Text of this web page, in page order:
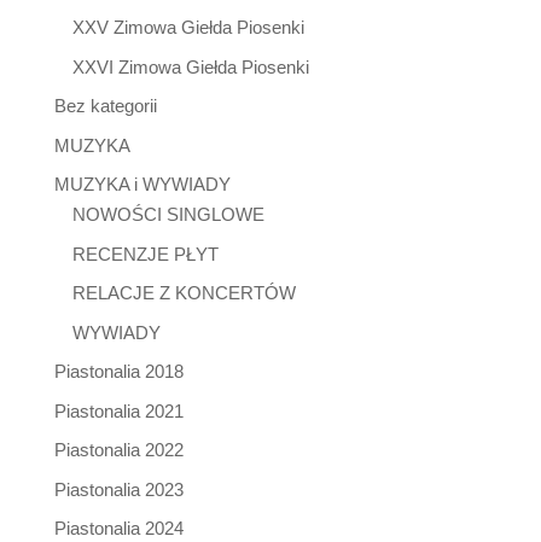
XXV Zimowa Giełda Piosenki
XXVI Zimowa Giełda Piosenki
Bez kategorii
MUZYKA
MUZYKA i WYWIADY
NOWOŚCI SINGLOWE
RECENZJE PŁYT
RELACJE Z KONCERTÓW
WYWIADY
Piastonalia 2018
Piastonalia 2021
Piastonalia 2022
Piastonalia 2023
Piastonalia 2024